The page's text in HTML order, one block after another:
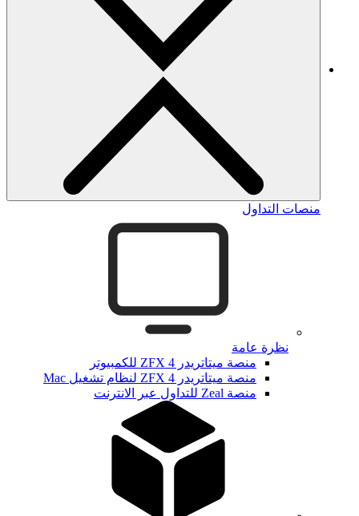
منصات التداول
نظرة عامة
منصة ميتاتريدر ZFX 4 للكمبيوتر
منصة ميتاتريدر ZFX 4 لنظام تشغيل Mac
منصة Zeal للتداول عبر الانترنت